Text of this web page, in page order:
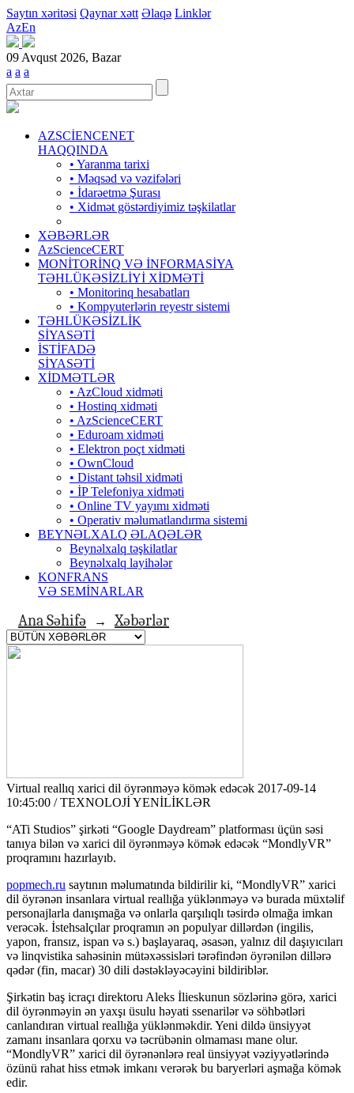
Saytın xəritəsi Qaynar xətt Əlaqə Linklər
AzEn
09 Avqust 2026, Bazar
a a a
AZSCİENCENET
HAQQINDA
• Yaranma tarixi
• Məqsəd və vəzifələri
• İdarəetmə Şurası
• Xidmət göstərdiyimiz təşkilatlar
XƏBƏRLƏR
AzScienceCERT
MONİTORİNQ VƏ İNFORMASİYA
TƏHLÜKƏSİZLİYİ XİDMƏTİ
• Monitorinq hesabatları
• Kompyuterlərin reyestr sistemi
TƏHLÜKƏSİZLİK
SİYASƏTİ
İSTİFADƏ
SİYASƏTİ
XİDMƏTLƏR
• AzCloud xidməti
• Hostinq xidməti
• AzScienceCERT
• Eduroam xidməti
• Elektron poçt xidməti
• OwnCloud
• Distant təhsil xidməti
• İP Telefoniya xidməti
• Оnline TV yayımı xidməti
• Operativ məlumatlandırma sistemi
BEYNƏLXALQ ƏLAQƏLƏR
Beynəlxalq təşkilatlar
Beynəlxalq layihələr
KONFRANS
VƏ SEMİNARLAR
Ana Səhifə → Xəbərlər
Virtual reallıq xarici dil öyrənməyə kömək edəcək 2017-09-14
10:45:00 / TEXNOLOJİ YENİLİKLƏR
“ATi Studios” şirkəti “Google Daydream” platforması üçün səsi
tanıya bilən və xarici dil öyrənməyə kömək edəcək “MondlyVR”
proqramını hazırlayıb.
popmech.ru saytının məlumatında bildirilir ki, “MondlyVR” xarici
dil öyrənən insanlara virtual reallığa yüklənməyə və burada müxtəlif
personajlarla danışmağa və onlarla qarşılıqlı təsirdə olmağa imkan
verəcək. İstehsalçılar proqramın ən populyar dillərdən (ingilis,
yapon, fransız, ispan və s.) başlayaraq, əsasən, yalnız dil daşıyıcıları
və linqvistika sahəsinin mütəxəssisləri tərəfindən öyrənilən dillərə
qədər (fin, macar) 30 dili dəstəkləyəcəyini bildiriblər.
Şirkətin baş icraçı direktoru Aleks İlieskunun sözlərinə görə, xarici
dil öyrənməyin ən yaxşı üsulu həyati ssenarilər və söhbətləri
canlandıran virtual reallığa yüklənməkdir. Yeni dildə ünsiyyət
zamanı insanlara qorxu və təcrübənin olmaması mane olur.
“MondlyVR” xarici dil öyrənənlərə real ünsiyyət vəziyyətlərində
özünü rahat hiss etmək imkanı verərək bu baryerləri aşmağa kömək
edir.